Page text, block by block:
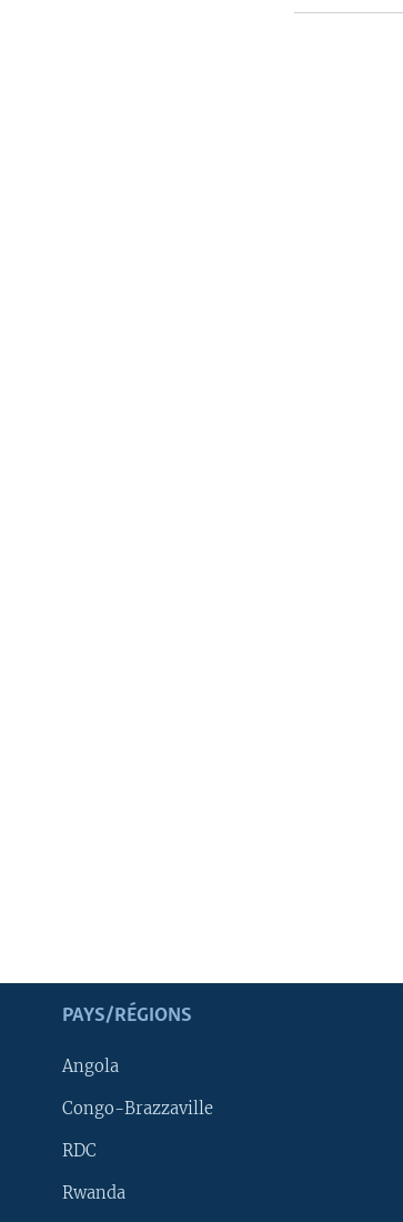
PAYS/RÉGIONS
Angola
Congo-Brazzaville
RDC
Rwanda